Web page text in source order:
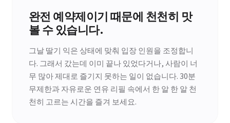
완전 예약제이기 때문에 천천히 맛
볼 수 있습니다.
그날 딸기 익은 상태에 맞춰 입장 인원을 조정합니
다. 그래서 갔는데 이미 끝나 있었다거나, 사람이 너
무 많아 제대로 즐기지 못하는 일이 없습니다. 30분
무제한과 자유로운 연유 리필 속에서 한 알 한 알 천
천히 고르는 시간을 즐겨 보세요.